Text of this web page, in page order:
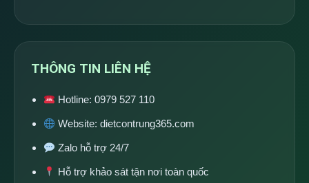
THÔNG TIN LIÊN HỆ
Hotline:0979 527 110
Website:dietcontrung365.com
Zalo hỗ trợ 24/7
Hỗ trợ khảo sát tận nơi toàn quốc